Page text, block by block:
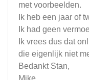
met voorbeelden.
Ik heb een jaar of
Ik had geen
Ik vrees dus dat
die eigenlijk niet
Bedankt Stan,
Mike